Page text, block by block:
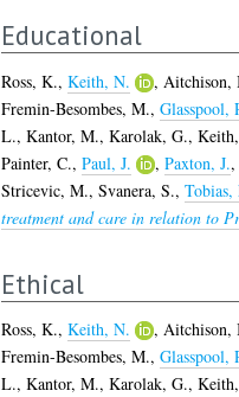
Educational
Ross, K., Keith, N. , Aitchison,
Fremin-Besombes, M., Glasspool,
L., Kantor, M., Karolak, G.,
Painter, C., Paul, J. , Paxton, J.,
Stricevic, M., Svanera, S., Tobias,
treatment and care in relation to
Ethical
Ross, K., Keith, N. , Aitchison,
Fremin-Besombes, M., Glasspool,
L., Kantor, M., Karolak, G.,